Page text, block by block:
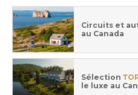
Circuits et
au Canada
Sélection
le luxe au